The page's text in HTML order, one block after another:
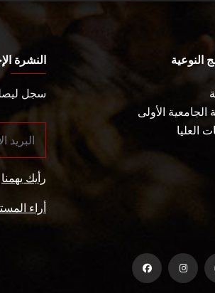
النوعية
الجامعية الأولى
العليا
النشرة
سجل
رأيك يهمنا
أراء